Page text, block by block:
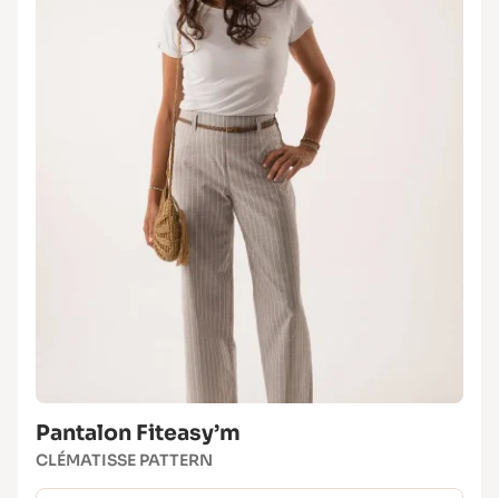
Pantalon Fiteasy’m
CLÉMATISSE PATTERN